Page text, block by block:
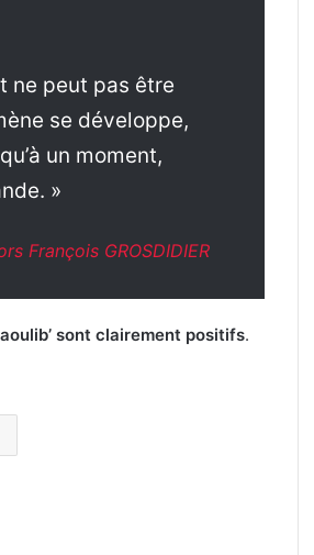
ne peut pas être
se développe,
un moment,
»
François GROSDIDIER
sont clairement positifs.